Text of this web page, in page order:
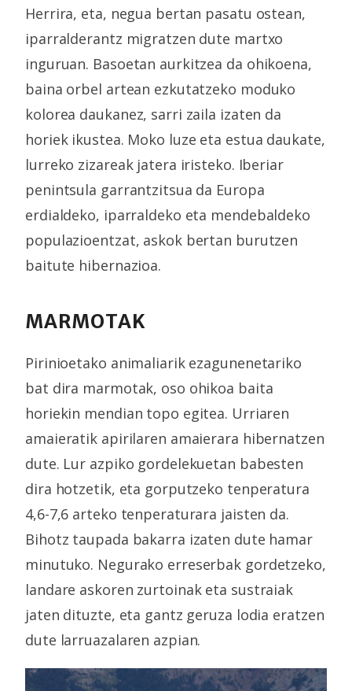
Herrira, eta, negua bertan pasatu ostean,
iparralderantz migratzen dute martxo
inguruan. Basoetan aurkitzea da ohikoena,
baina orbel artean ezkutatzeko moduko
kolorea daukanez, sarri zaila izaten da
horiek ikustea. Moko luze eta estua daukate,
lurreko zizareak jatera iristeko. Iberiar
penintsula garrantzitsua da Europa
erdialdeko, iparraldeko eta mendebaldeko
populazioentzat, askok bertan burutzen
baitute hibernazioa.
MARMOTAK
Pirinioetako animaliarik ezagunenetariko
bat dira marmotak, oso ohikoa baita
horiekin mendian topo egitea. Urriaren
amaieratik apirilaren amaierara hibernatzen
dute. Lur azpiko gordelekuetan babesten
dira hotzetik, eta gorputzeko tenperatura
4,6-7,6 arteko tenperaturara jaisten da.
Bihotz taupada bakarra izaten dute hamar
minutuko. Negurako erreserbak gordetzeko,
landare askoren zurtoinak eta sustraiak
jaten dituzte, eta gantz geruza lodia eratzen
dute larruazalaren azpian.